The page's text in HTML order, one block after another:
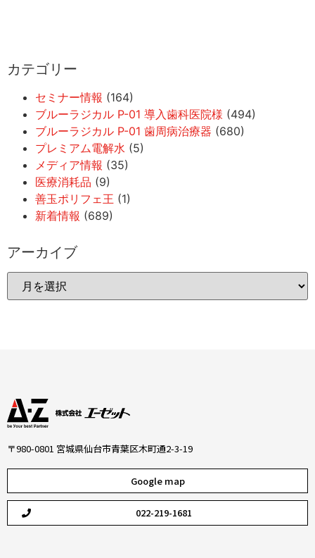
カテゴリー
セミナー情報 (164)
ブルーラジカル P-01 導入歯科医院様 (494)
ブルーラジカル P-01 歯周病治療器 (680)
プレミアム電解水 (5)
メディア情報 (35)
医療消耗品 (9)
善玉ポリフェ王 (1)
新着情報 (689)
アーカイブ
〒980-0801 宮城県仙台市青葉区木町通2-3-19
Google map
022-219-1681